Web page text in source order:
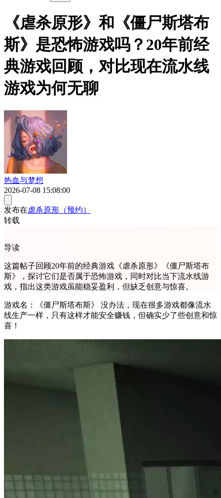
《虐杀原形》和《僵尸斯塔布
斯》是恐怖游戏吗？20年前经
典游戏回顾，对比现在流水线
游戏为何无聊
热血与梦想
2026-07-08 15:08:00
发布在虐杀原形（预约）
转载
导读
这篇帖子回顾20年前的经典游戏《虐杀原形》《僵尸斯塔布
斯》，探讨它们是否属于恐怖游戏，同时对比当下流水线游
戏，指出这类游戏虽能稳妥盈利，但缺乏创意与惊喜。
游戏名：《僵尸斯塔布斯》 没办法，现在很多游戏都像流水
线生产一样，只有这样才能安全赚钱，但确实少了些创意和惊
喜！